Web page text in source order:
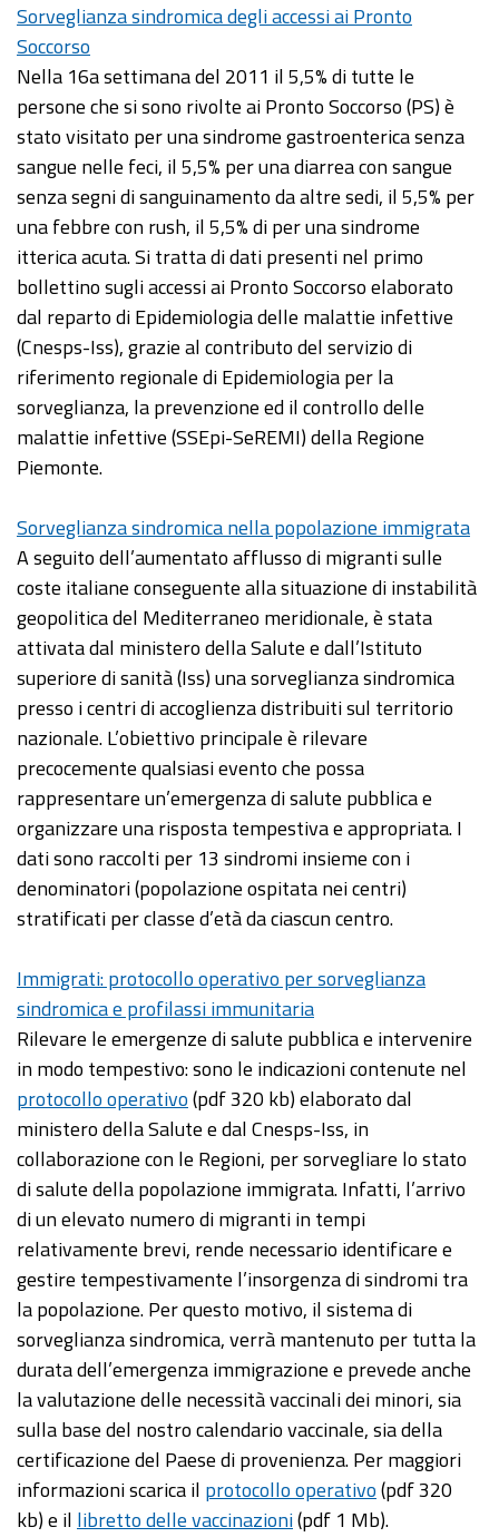
Sorveglianza sindromica degli accessi ai Pronto
Soccorso
Nella 16a settimana del 2011 il 5,5% di tutte le
persone che si sono rivolte ai Pronto Soccorso (PS) è
stato visitato per una sindrome gastroenterica senza
sangue nelle feci, il 5,5% per una diarrea con sangue
senza segni di sanguinamento da altre sedi, il 5,5% per
una febbre con rush, il 5,5% di per una sindrome
itterica acuta. Si tratta di dati presenti nel primo
bollettino sugli accessi ai Pronto Soccorso elaborato
dal reparto di Epidemiologia delle malattie infettive
(Cnesps-Iss), grazie al contributo del servizio di
riferimento regionale di Epidemiologia per la
sorveglianza, la prevenzione ed il controllo delle
malattie infettive (SSEpi-SeREMI) della Regione
Piemonte.
Sorveglianza sindromica nella popolazione immigrata
A seguito dell’aumentato afflusso di migranti sulle
coste italiane conseguente alla situazione di instabilità
geopolitica del Mediterraneo meridionale, è stata
attivata dal ministero della Salute e dall’Istituto
superiore di sanità (Iss) una sorveglianza sindromica
presso i centri di accoglienza distribuiti sul territorio
nazionale. L’obiettivo principale è rilevare
precocemente qualsiasi evento che possa
rappresentare un’emergenza di salute pubblica e
organizzare una risposta tempestiva e appropriata. I
dati sono raccolti per 13 sindromi insieme con i
denominatori (popolazione ospitata nei centri)
stratificati per classe d’età da ciascun centro.
Immigrati: protocollo operativo per sorveglianza
sindromica e profilassi immunitaria
Rilevare le emergenze di salute pubblica e intervenire
in modo tempestivo: sono le indicazioni contenute nel
protocollo operativo(pdf 320 kb) elaborato dal
ministero della Salute e dal Cnesps-Iss, in
collaborazione con le Regioni, per sorvegliare lo stato
di salute della popolazione immigrata. Infatti, l’arrivo
di un elevato numero di migranti in tempi
relativamente brevi, rende necessario identificare e
gestire tempestivamente l’insorgenza di sindromi tra
la popolazione. Per questo motivo, il sistema di
sorveglianza sindromica, verrà mantenuto per tutta la
durata dell’emergenza immigrazione e prevede anche
la valutazione delle necessità vaccinali dei minori, sia
sulla base del nostro calendario vaccinale, sia della
certificazione del Paese di provenienza. Per maggiori
informazioni scarica il protocollo operativo(pdf 320
kb) e il libretto delle vaccinazioni(pdf 1 Mb).